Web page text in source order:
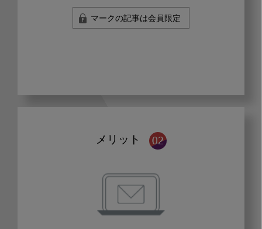
マークの記事は会員限定
メリット